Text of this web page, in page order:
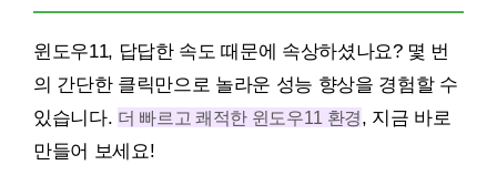
윈도우11, 답답한 속도 때문에 속상하셨나요? 몇 번
의 간단한 클릭만으로 놀라운 성능 향상을 경험할 수
있습니다. 더 빠르고 쾌적한 윈도우11 환경, 지금 바로
만들어 보세요!